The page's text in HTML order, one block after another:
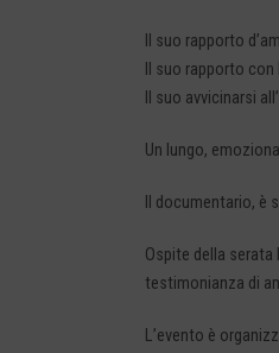
Il suo rapporto
Il suo rapporto
Il suo avvicinarsi
Un lungo,
Il documentario,
Ospite della serata
testimonianza di
L’evento è